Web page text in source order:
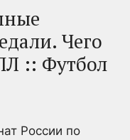
Чего
:: Футбол
России по